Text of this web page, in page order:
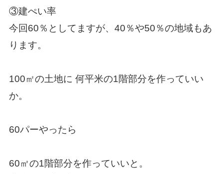
③建ぺい率
今回60％としてますが、40％や50％の地域もあ
ります。
100㎡の土地に 何平米の1階部分を作っていい
か。
60パーやったら
60㎡の1階部分を作っていいと。